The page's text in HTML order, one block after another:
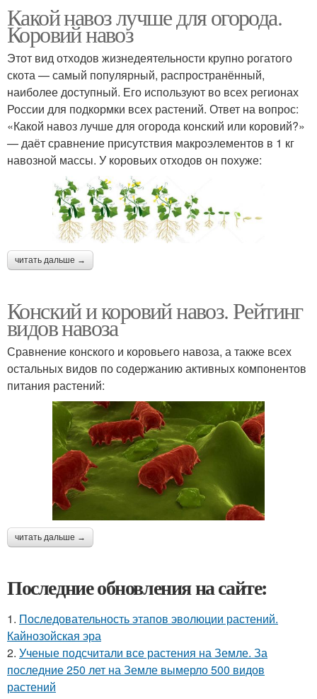
Какой навоз лучше для огорода.
Коровий навоз
Этот вид отходов жизнедеятельности крупно рогатого
скота — самый популярный, распространённый,
наиболее доступный. Его используют во всех регионах
России для подкормки всех растений. Ответ на вопрос:
«Какой навоз лучше для огорода конский или коровий?»
— даёт сравнение присутствия макроэлементов в 1 кг
навозной массы. У коровьих отходов он похуже:
читать дальше →
Конский и коровий навоз. Рейтинг
видов навоза
Сравнение конского и коровьего навоза, а также всех
остальных видов по содержанию активных компонентов
питания растений:
читать дальше →
Последние обновления на сайте:
1. Последовательность этапов эволюции растений.
Кайнозойская эра
2. Ученые подсчитали все растения на Земле. За
последние 250 лет на Земле вымерло 500 видов
растений